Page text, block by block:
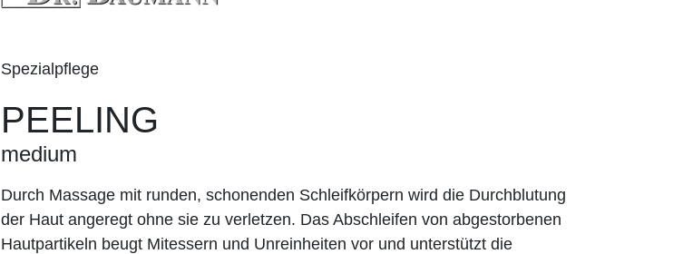
Spezialpflege
PEELING
medium
Durch Massage mit runden, schonenden Schleif­körpern wird die Durchblutung
der Haut angeregt ohne sie zu verletzen. Das Abschleifen von abgestorbenen
Hautpartikeln beugt Mitessern und Unreinheiten vor und unterstützt die